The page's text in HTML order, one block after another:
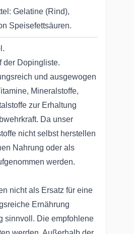
Gelatine (Rind),
Speisefettsäuren.
der Dopingliste.
und ausgewogen
Mineralstoffe,
zur Erhaltung
Da unser
nicht selbst herstellen
Nahrung oder als
werden.
nicht als Ersatz für eine
Ernährung
sinnvoll. Die empfohlene